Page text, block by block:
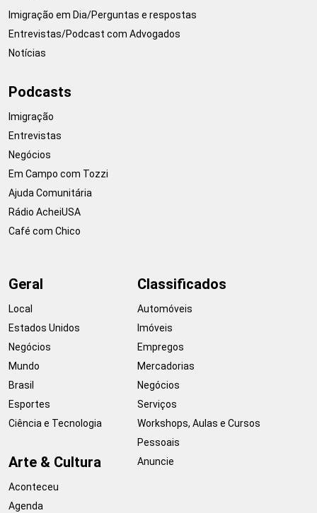
Imigração em Dia/Perguntas e respostas
Entrevistas/Podcast com Advogados
Notícias
Podcasts
Imigração
Entrevistas
Negócios
Em Campo com Tozzi
Ajuda Comunitária
Rádio AcheiUSA
Café com Chico
Geral
Local
Estados Unidos
Negócios
Mundo
Brasil
Esportes
Ciência e Tecnologia
Arte & Cultura
Aconteceu
Agenda
Classificados
Automóveis
Imóveis
Empregos
Mercadorias
Negócios
Serviços
Workshops, Aulas e Cursos
Pessoais
Anuncie